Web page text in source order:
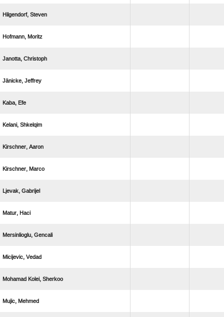
 
 
 
 
 
 
 
 
 
 
 
 
  
 